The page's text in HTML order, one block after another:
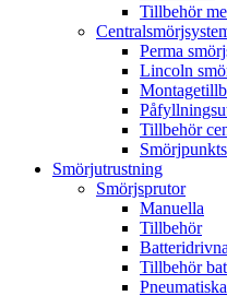
Tillbehör
Perma
Lincoln
Tillbehör
Smörjutrustning
Smörjsprutor
Manuella
Tillbehör
Batteridrivna
Tillbehör
Pneumatiska